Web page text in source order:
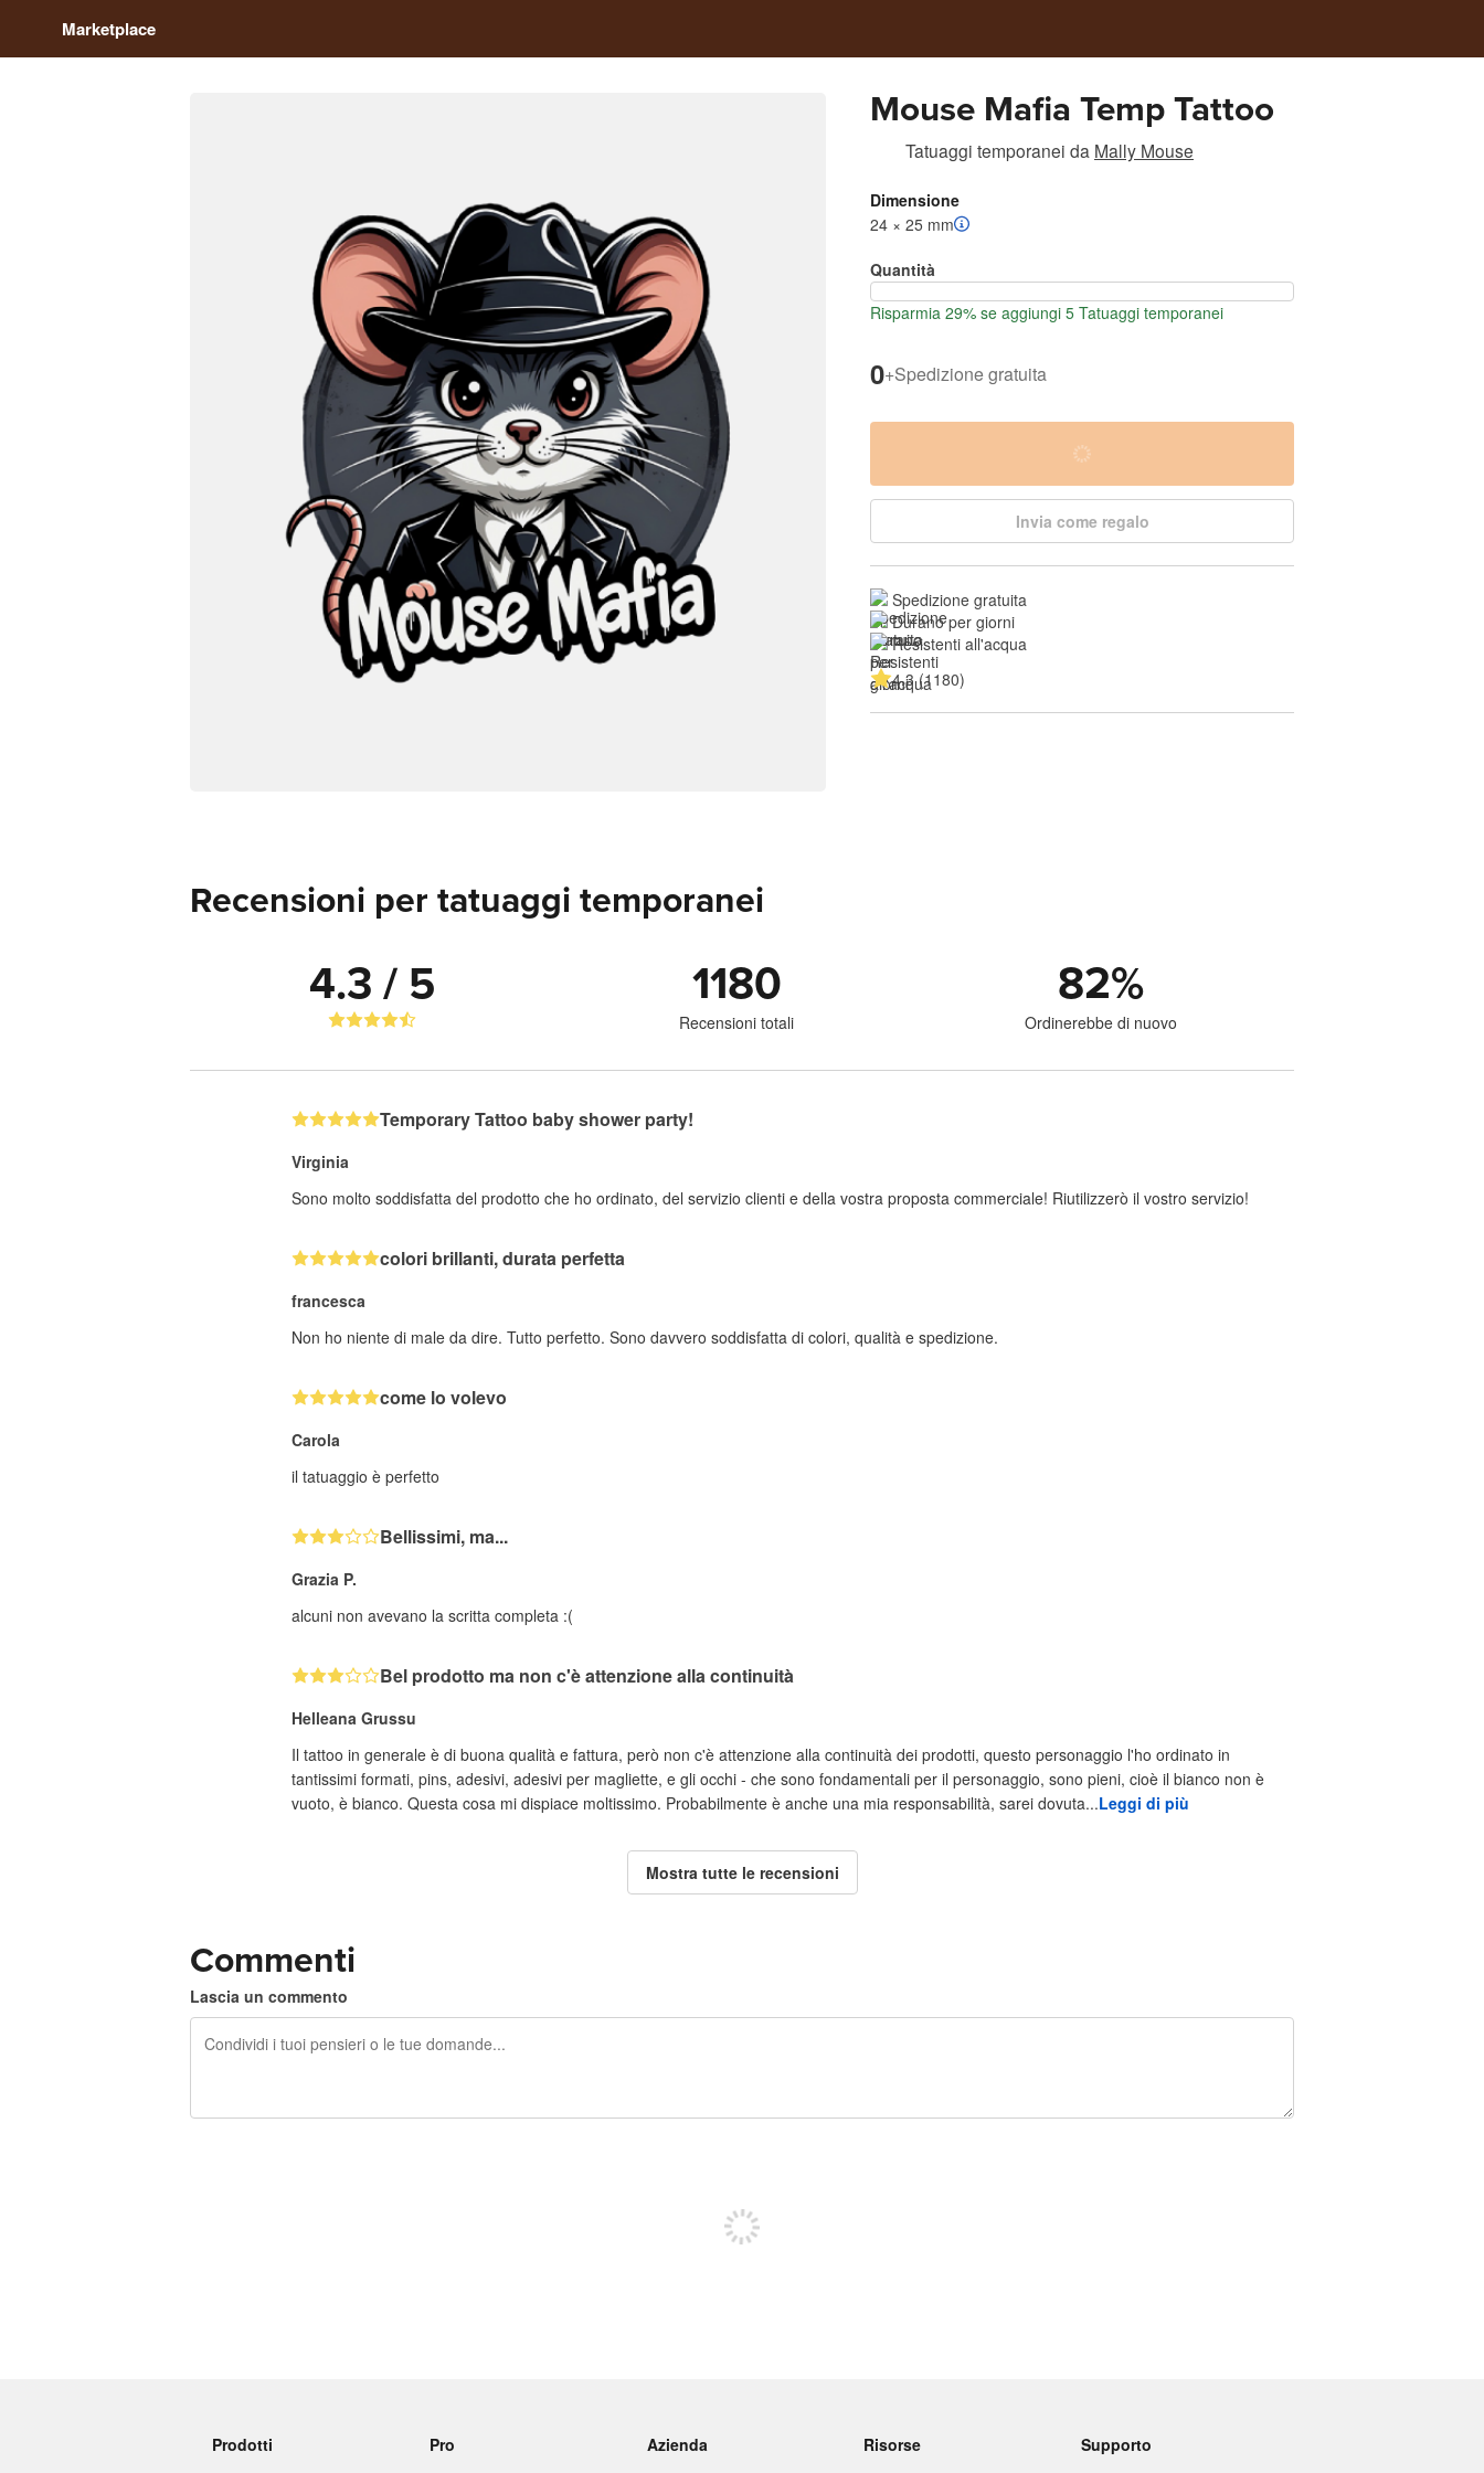
Marketplace
Mouse Mafia Temp Tattoo
Tatuaggi temporanei da Mally Mouse
Dimensione
24 × 25 mm
Quantità
Risparmia 29% se aggiungi 5 Tatuaggi temporanei
0+Spedizione gratuita
Invia come regalo
Spedizione gratuita
Durano per giorni
Resistenti all'acqua
4.3 (1180)
Recensioni per tatuaggi temporanei
4.3 / 5 1180
Recensioni totali
82%
Ordinerebbe di nuovo
Temporary Tattoo baby shower party!
Virginia
Sono molto soddisfatta del prodotto che ho ordinato, del servizio clienti e della vostra proposta commerciale! Riutilizzerò il vostro servizio!
colori brillanti, durata perfetta
francesca
Non ho niente di male da dire. Tutto perfetto. Sono davvero soddisfatta di colori, qualità e spedizione.
come lo volevo
Carola
il tatuaggio è perfetto
Bellissimi, ma...
Grazia P.
alcuni non avevano la scritta completa :(
Bel prodotto ma non c'è attenzione alla continuità
Helleana Grussu
Il tattoo in generale è di buona qualità e fattura, però non c'è attenzione alla continuità dei prodotti, questo personaggio l'ho ordinato in
tantissimi formati, pins, adesivi, adesivi per magliette, e gli occhi - che sono fondamentali per il personaggio, sono pieni, cioè il bianco non è
vuoto, è bianco. Questa cosa mi dispiace moltissimo. Probabilmente è anche una mia responsabilità, sarei dovuta...Leggi di più
Mostra tutte le recensioni
Commenti
Lascia un commento
Prodotti
Pro
Azienda
Risorse
Supporto